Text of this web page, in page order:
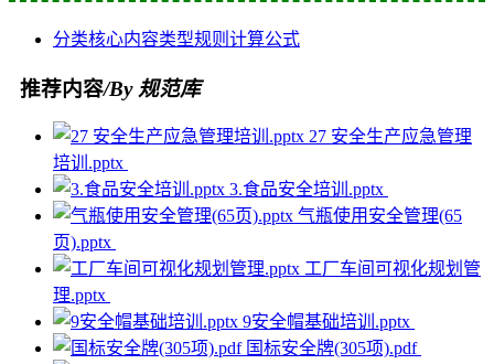
分类核心内容类型规则 计算公式
推荐内容/By 规范库
27 安全生产应急管理
培训.pptx
3.食品安全培训.pptx
气瓶使用安全管理(65
页).pptx
工厂车间可视化规划管
理.pptx
9安全帽基础培训.pptx
国标安全牌(305项).pdf